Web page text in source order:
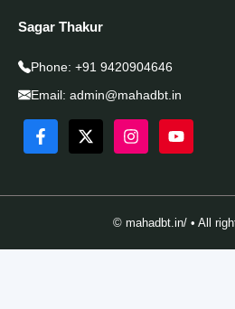
Sagar Thakur
Phone: +91 9420904646
Email: admin@mahadbt.in
© mahadbt.in/ • All